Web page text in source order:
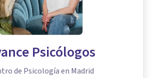
Psicólogos
de Psicología en Madrid